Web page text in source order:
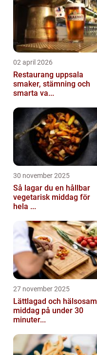
02 april 2026
Restaurang uppsala
smaker, stämning och
smarta va...
30 november 2025
Så lagar du en hållbar
vegetarisk middag för
hela ...
27 november 2025
Lättlagad och hälsosam
middag på under 30
minuter...